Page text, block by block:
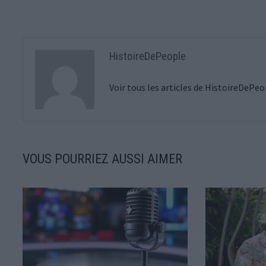
HistoireDePeople
Voir tous les articles de
VOUS POURRIEZ AUSSI AIMER